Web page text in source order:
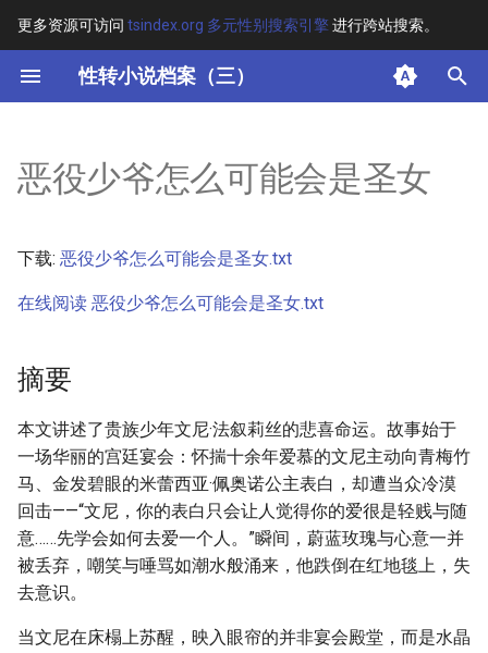
更多资源可访问 tsindex.org 多元性别搜索引擎进行跨站搜索。
性转小说档案（三）
键
开
搜
索
其他信息
正文
恶役少爷怎么可能会是圣女
下载: 恶役少爷怎么可能会是圣女.txt
在线阅读 恶役少爷怎么可能会是圣女.txt
摘要
本文讲述了贵族少年文尼·法叙莉丝的悲喜命运。故事始于
一场华丽的宫廷宴会：怀揣十余年爱慕的文尼主动向青梅竹
马、金发碧眼的米蕾西亚·佩奥诺公主表白，却遭当众冷漠
回击——“文尼，你的表白只会让人觉得你的爱很是轻贱与随
意……先学会如何去爱一个人。”瞬间，蔚蓝玫瑰与心意一并
被丢弃，嘲笑与唾骂如潮水般涌来，他跌倒在红地毯上，失
去意识。
当文尼在床榻上苏醒，映入眼帘的并非宴会殿堂，而是水晶